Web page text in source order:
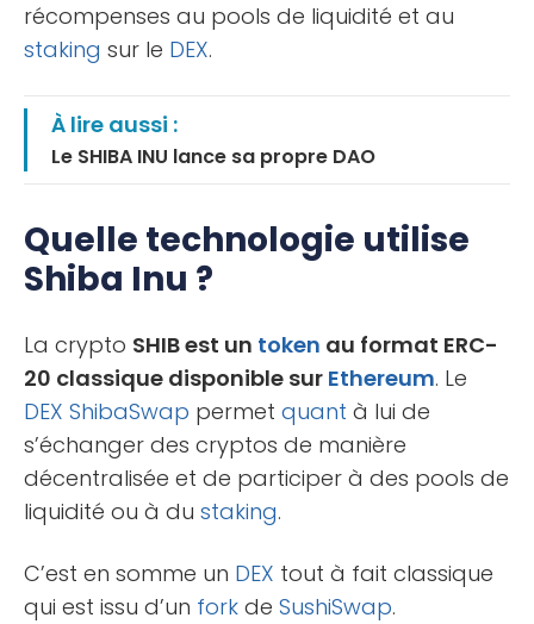
récompenses au pools de liquidité et au
staking sur le DEX.
À lire aussi :
Le SHIBA INU lance sa propre DAO
Quelle technologie utilise
Shiba Inu ?
La crypto SHIB est un token au format ERC-
20 classique disponible sur Ethereum. Le
DEX ShibaSwap permet quant à lui de
s’échanger des cryptos de manière
décentralisée et de participer à des pools de
liquidité ou à du staking.
C’est en somme un DEX tout à fait classique
qui est issu d’un fork de SushiSwap.